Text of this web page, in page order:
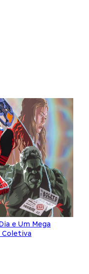
e Um Mega
Coletiva